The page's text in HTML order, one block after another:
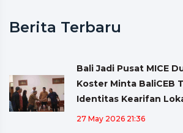
Berita Terbaru
Bali Jadi Pusat MICE
Koster Minta BaliCEB
Identitas Kearifan
27 May 2026 21:36